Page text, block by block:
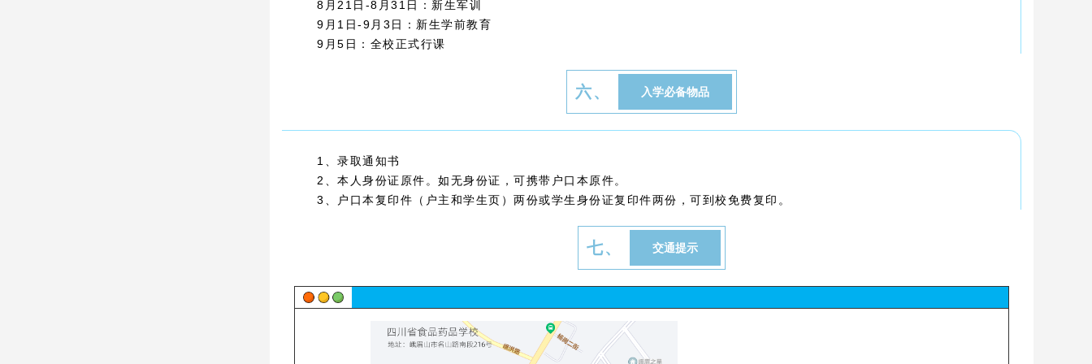
8月21日-8月31日：新生军训
9月1日-9月3日：新生学前教育
9月5日：全校正式行课
六、 入学必备物品
1、录取通知书
2、本人身份证原件。如无身份证，可携带户口本原件。
3、户口本复印件（户主和学生页）两份或学生身份证复印件两份，可到校免费复印。
七、 交通提示